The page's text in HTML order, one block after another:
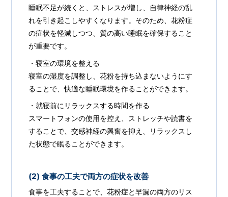
睡眠不足が続くと、ストレスが増し、自律神経の乱
れを引き起こしやすくなります。そのため、花粉症
の症状を軽減しつつ、質の高い睡眠を確保すること
が重要です。
・寝室の環境を整える
寝室の湿度を調整し、花粉を持ち込まないようにす
ることで、快適な睡眠環境を作ることができます。
・就寝前にリラックスする時間を作る
スマートフォンの使用を控え、ストレッチや読書を
することで、交感神経の興奮を抑え、リラックスし
た状態で眠ることができます。
(2) 食事の工夫で両方の症状を改善
食事を工夫することで、花粉症と早漏の両方のリス